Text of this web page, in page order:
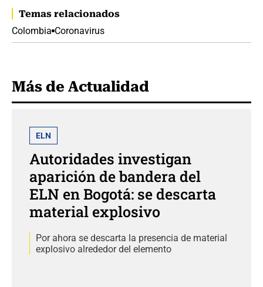
Temas relacionados
Colombia Coronavirus
Más de Actualidad
ELN
Autoridades investigan
aparición de bandera del
ELN en Bogotá: se descarta
material explosivo
Por ahora se descarta la presencia de material
explosivo alrededor del elemento